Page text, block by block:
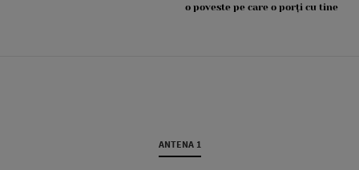
o poveste pe care o porți cu tine
ANTENA 1